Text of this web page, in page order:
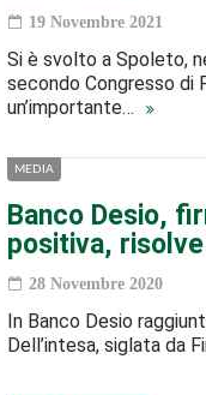
19 Novembre 2021
Si è svolto a Spoleto,
secondo Congresso di
un’importante…
MEDIA
Banco Desio,
positiva,
28 Novembre 2020
In Banco Desio
Dell’intesa, siglata da